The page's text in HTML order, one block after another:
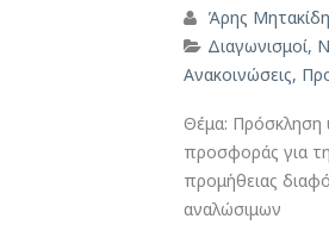
Άρης
Διαγωνισμοί,
Ανακοινώσεις,
Θέμα: Πρόσκληση
προσφοράς για
προμήθειας
αναλώσιμων